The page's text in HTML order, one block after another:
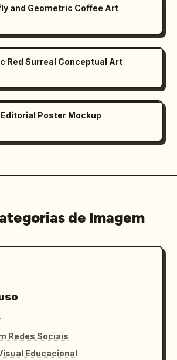
and Geometric Coffee Art
Red Surreal Conceptual Art
Poster Mockup
de Imagem
Redes Sociais
Educacional